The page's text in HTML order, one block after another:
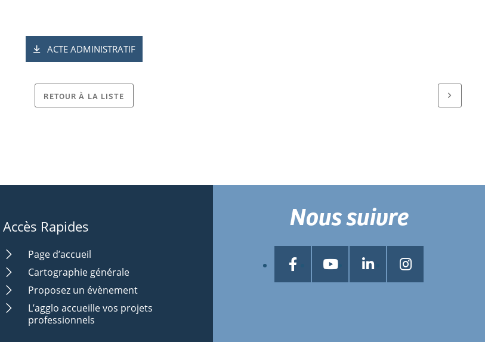
ACTE ADMINISTRATIF
RETOUR À LA LISTE
Accès Rapides
Page d’accueil
Cartographie générale
Proposez un évènement
L’agglo accueille vos projets
professionnels
Nous suivre